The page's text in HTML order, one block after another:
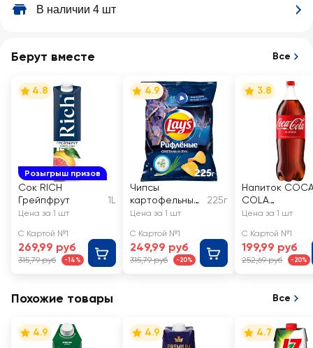
В наличии 4 шт
Берут вместе Все
Розыгрыш призов
4.8
Сок RICH
Грейпфрут
1L
Цена за 1 шт
С Картой №1
269,99 руб
315,79 руб -14%
4.9
Чипсы
картофельные
LAY'S Сметана
225г
Цена за 1 шт
С Картой №1
249,99 руб
315,79 руб -20%
3.8
Напиток
COLA
Цена за 1 шт
С Картой №1
199,99 руб
252,69 руб -20%
Похожие товары Все
4.9 4.9 4.7